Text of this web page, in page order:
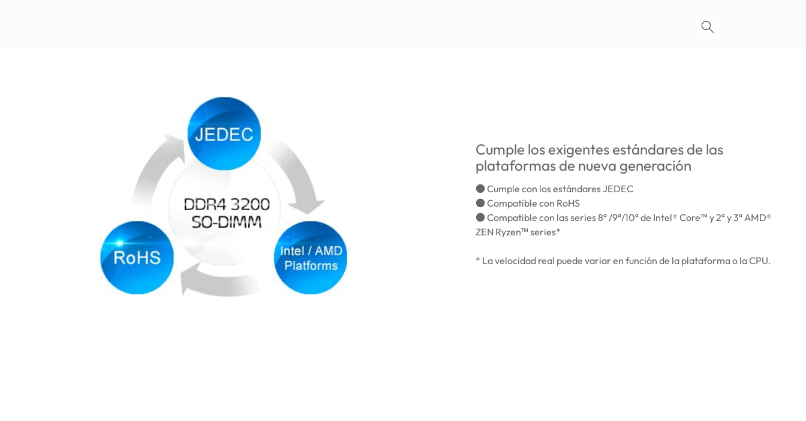
Cumple los exigentes estándares de las
plataformas de nueva generación
● Cumple con los estándares JEDEC
● Compatible con RoHS
● Compatible con las series 8ª /9ª/10ª de Intel® Core™ y 2ª y 3ª AMD®
ZEN Ryzen™ series*
* La velocidad real puede variar en función de la plataforma o la CPU.